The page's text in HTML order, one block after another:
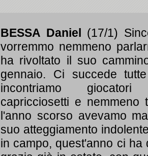
BESSA Daniel
(17/1)
vorremmo nemmeno
ha rivoltato il suo
gennaio. Ci succede
incontriamo giocatori
capricciosetti e nemmeno
l'anno scorso avevamo
suo atteggiamento
in campo, quest'anno ci ha